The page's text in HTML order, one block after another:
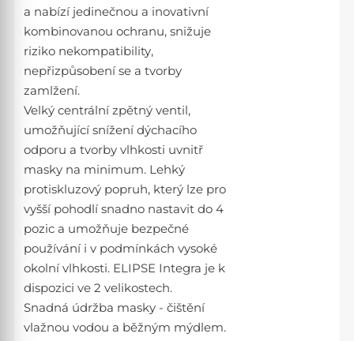
a nabízí jedinečnou a inovativní
kombinovanou ochranu, snižuje
riziko nekompatibility,
nepřizpůsobení se a tvorby
zamlžení.
Velký centrální zpětný ventil,
umožňující snížení dýchacího
odporu a tvorby vlhkosti uvnitř
masky na minimum. Lehký
protiskluzový popruh, který lze pro
vyšší pohodlí snadno nastavit do 4
pozic a umožňuje bezpečné
používání i v podmínkách vysoké
okolní vlhkosti. ELIPSE Integra je k
dispozici ve 2 velikostech.
Snadná údržba masky - čištění
vlažnou vodou a běžným mýdlem.